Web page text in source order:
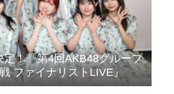
定！『第4回AKB48グループ
ファイナリストLIVE』